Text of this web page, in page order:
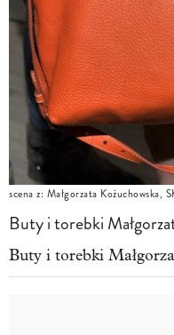
scena z: Małgorzata
Buty i torebki
Buty i torebki